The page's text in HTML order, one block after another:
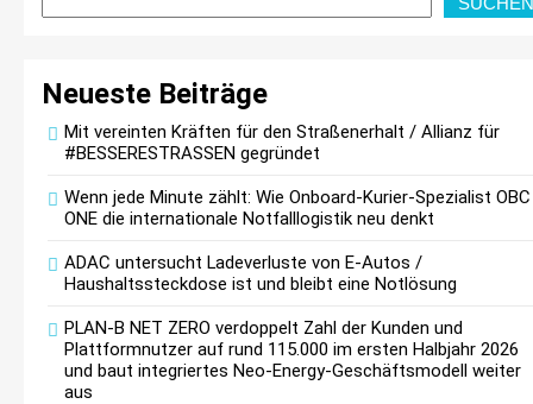
E-Autos heben die Messlatte: Deutsche wollen
mehr als nur einen guten Preis
Benzin etwas billiger, Diesel erneut teurer /
Rohölpreis binnen Wochenfrist um fast fünf US-
Dollar gesunken / ADAC sieht weiterhin
Neueste Beiträge
Mit vereinten Kräften für den Straßenerhalt / Allianz für
#BESSERESTRASSEN gegründet
Wenn jede Minute zählt: Wie Onboard-Kurier-Spezialist OBC
ONE die internationale Notfalllogistik neu denkt
ADAC untersucht Ladeverluste von E-Autos /
Haushaltssteckdose ist und bleibt eine Notlösung
PLAN-B NET ZERO verdoppelt Zahl der Kunden und
Plattformnutzer auf rund 115.000 im ersten Halbjahr 2026
und baut integriertes Neo-Energy-Geschäftsmodell weiter
aus